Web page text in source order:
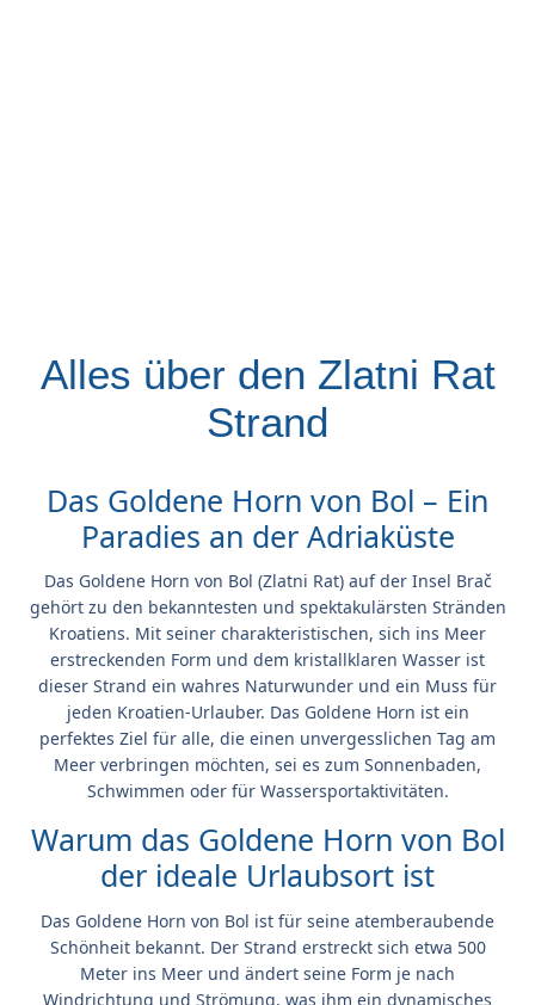
Alles über den Zlatni Rat
Strand
Das Goldene Horn von Bol – Ein
Paradies an der Adriaküste
Das Goldene Horn von Bol (Zlatni Rat) auf der Insel Brač
gehört zu den bekanntesten und spektakulärsten Stränden
Kroatiens. Mit seiner charakteristischen, sich ins Meer
erstreckenden Form und dem kristallklaren Wasser ist
dieser Strand ein wahres Naturwunder und ein Muss für
jeden Kroatien-Urlauber. Das Goldene Horn ist ein
perfektes Ziel für alle, die einen unvergesslichen Tag am
Meer verbringen möchten, sei es zum Sonnenbaden,
Schwimmen oder für Wassersportaktivitäten.
Warum das Goldene Horn von Bol
der ideale Urlaubsort ist
Das Goldene Horn von Bol ist für seine atemberaubende
Schönheit bekannt. Der Strand erstreckt sich etwa 500
Meter ins Meer und ändert seine Form je nach
Windrichtung und Strömung, was ihm ein dynamisches